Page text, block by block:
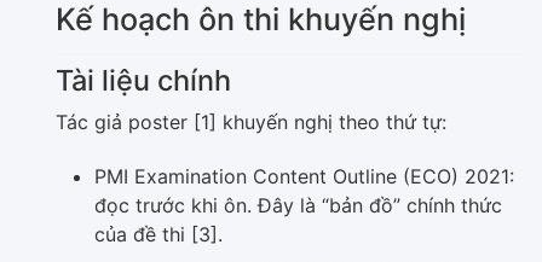
Kế hoạch ôn thi khuyến nghị
Tài liệu chính
Tác giả poster [1] khuyến nghị theo thứ tự:
PMI Examination Content Outline (ECO) 2021:
đọc trước khi ôn. Đây là “bản đồ” chính thức
của đề thi [3].